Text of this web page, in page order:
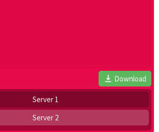
Download
Server 1
Server 2